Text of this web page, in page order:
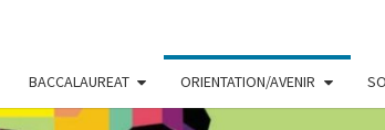
BACCALAUREAT ORIENTATION/AVENIR